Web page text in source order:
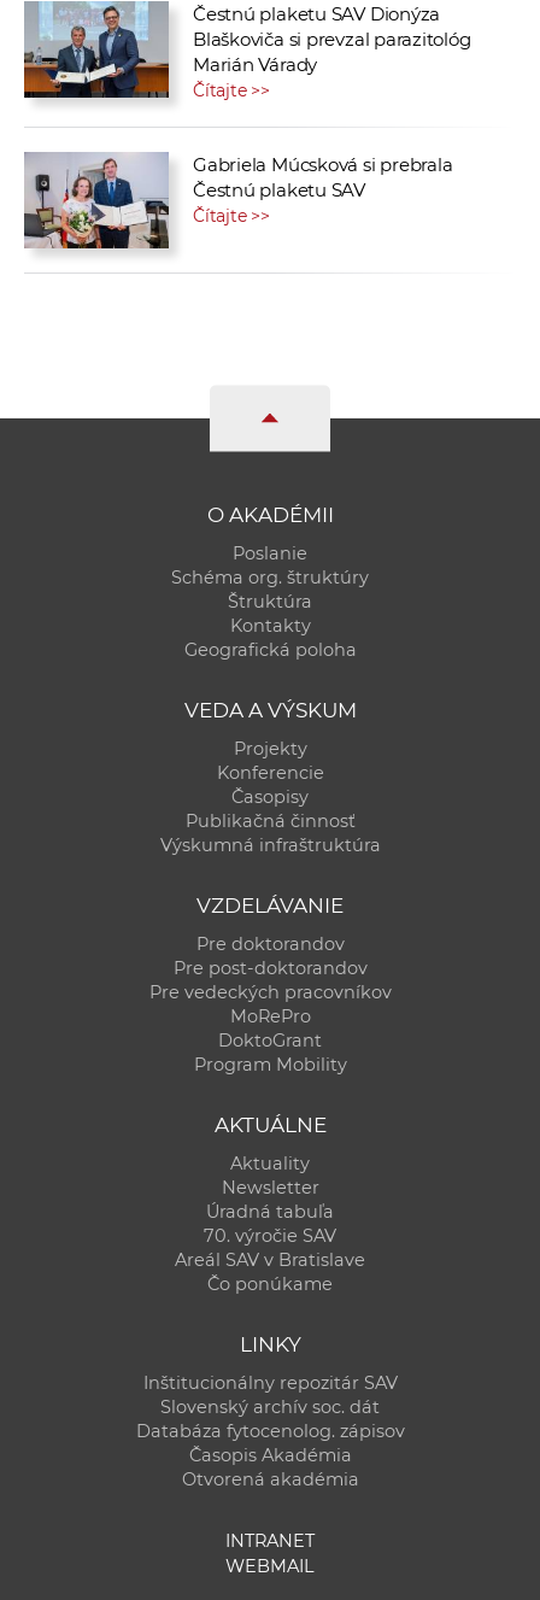
Čestnú plaketu SAV Dionýza
Blaškoviča si prevzal parazitológ
Marián Várady
Čítajte >>
Gabriela Múcsková si prebrala
Čestnú plaketu SAV
Čítajte >>
O AKADÉMII
Poslanie
Schéma org. štruktúry
Štruktúra
Kontakty
Geografická poloha
VEDA A VÝSKUM
Projekty
Konferencie
Časopisy
Publikačná činnosť
Výskumná infraštruktúra
VZDELÁVANIE
Pre doktorandov
Pre post-doktorandov
Pre vedeckých pracovníkov
MoRePro
DoktoGrant
Program Mobility
AKTUÁLNE
Aktuality
Newsletter
Úradná tabuľa
70. výročie SAV
Areál SAV v Bratislave
Čo ponúkame
LINKY
Inštitucionálny repozitár SAV
Slovenský archív soc. dát
Databáza fytocenolog. zápisov
Časopis Akadémia
Otvorená akadémia
INTRANET
WEBMAIL